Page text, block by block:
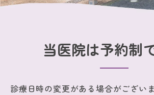
当医院は予約制
診療日時の変更がある場合がござい